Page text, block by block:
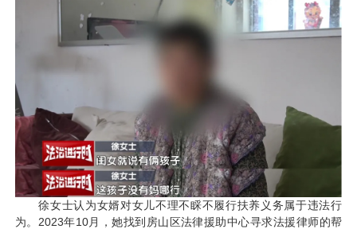
徐女士认为女婿对女儿不理不睬不履行扶养义务属于违法行
为。2023年10月，她找到房山区法律援助中心寻求法援律师的帮